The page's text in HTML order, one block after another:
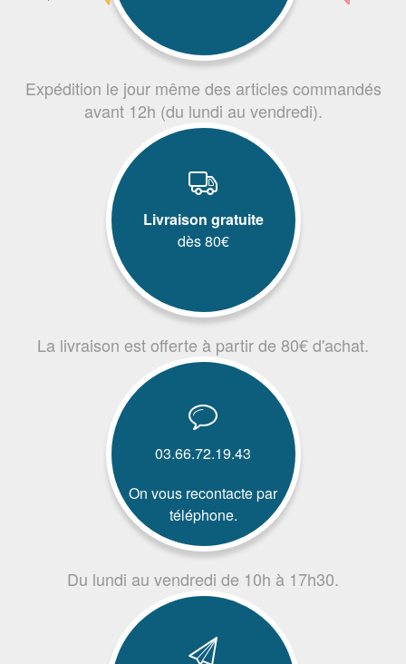
Expédition le jour même des articles commandés
avant 12h (du lundi au vendredi).
Livraison gratuite
dès 80€
La livraison est offerte à partir de 80€ d'achat.
03.66.72.19.43
On vous recontacte par
téléphone.
Du lundi au vendredi de 10h à 17h30.